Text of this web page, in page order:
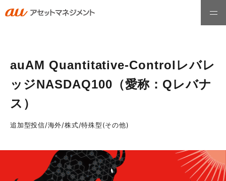
ファンド情報
運用哲学・理念
auAM Quantitative-Controlレバレ
ッジNASDAQ100（愛称：Qレバナ
ス）
追加型投信/海外/株式/特殊型(その他)